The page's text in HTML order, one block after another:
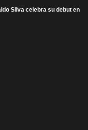
Silva celebra su debut en